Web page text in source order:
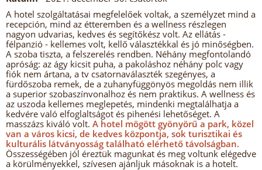
A hotel szolgáltatásai megfelelőek voltak, a személyzet mind a
recepción, mind az étteremben és a wellness részlegen
nagyon udvarias, kedves és segítőkész volt. Az ellátás -
félpanzió - kellemes volt, kellő választékkal és jó minőségben.
A szoba tiszta, a felszerelés rendben. Néhány megfontolandó
apróság: az ágy kicsit puha, a pakoláshoz néhány polc vagy
fiók nem ártana, a tv csatornaválaszték szegényes, a
fürdőszoba remek, de a zuhanyfüggönyös megoldás nem illik
a superior szobaszínvonalhoz és nem praktikus. A wellness és
az uszoda kellemes meglepetés, mindenki megtalálhatja a
kedvére való elfoglaltságot és pihenési lehetőséget. A
masszázs kiváló volt. A hotel mögött gyönyörű a park, közel
van a város kicsi, de kedves központja, sok turisztikai és
kulturális látványosság található elérhető távolságban.
Összességében jól éreztük magunkat és meg voltunk elégedve
a körülményekkel, szívesen ajánljuk másoknak is a hotelt.